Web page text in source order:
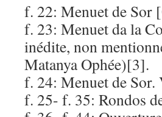
f. 22: Menuet de Sor
f. 23: Menuet da la
inédite, non
Matanya Ophée)[3].
f. 24: Menuet de Sor.
f. 25- f. 35: Rondos